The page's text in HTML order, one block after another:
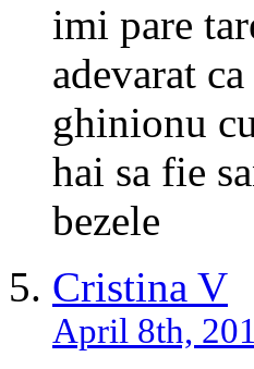
imi pare
adevarat
ghinionu
hai sa fie
bezele
Cristina V
April 8th,